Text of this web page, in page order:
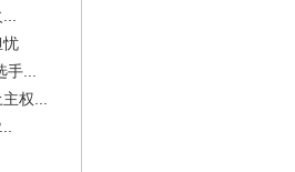
忧
...
权...